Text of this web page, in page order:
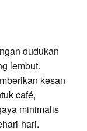
dudukan
lembut.
kesan
café,
minimalis
hari.